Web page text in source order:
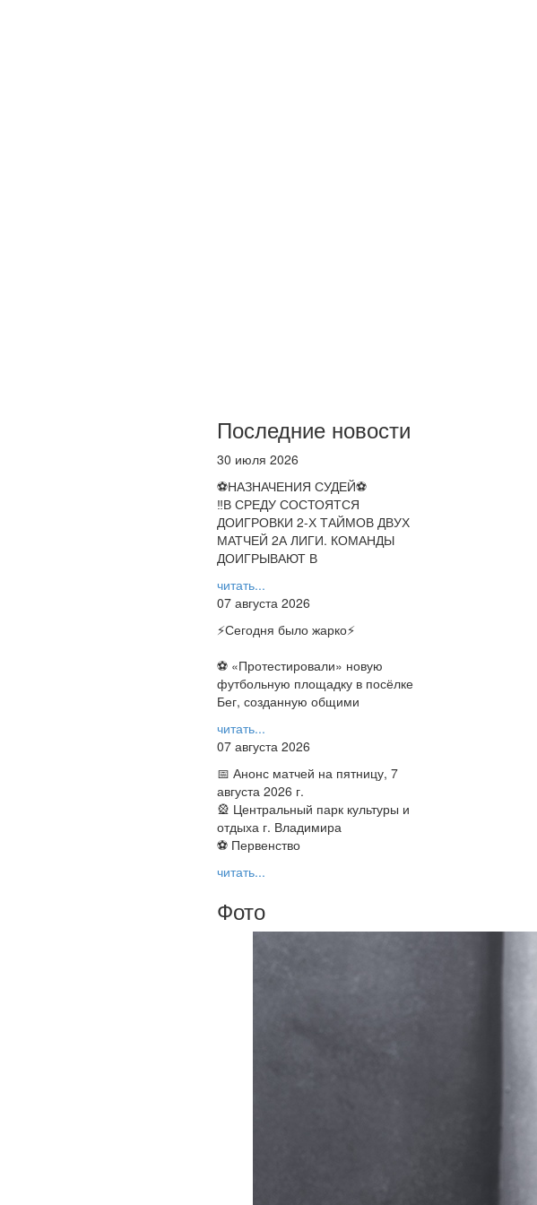
Последние новости
30 июля 2026
⚽НАЗНАЧЕНИЯ СУДЕЙ⚽
‼В СРЕДУ СОСТОЯТСЯ
ДОИГРОВКИ 2-Х ТАЙМОВ ДВУХ
МАТЧЕЙ 2А ЛИГИ. КОМАНДЫ
ДОИГРЫВАЮТ В
читать...
07 августа 2026
⚡️Сегодня было жарко⚡️
⚽ ️«Протестировали» новую
футбольную площадку в посёлке
Бег, созданную общими
читать...
07 августа 2026
📅 Анонс матчей на пятницу, 7
августа 2026 г.
🎡 Центральный парк культуры и
отдыха г. Владимира
⚽ Первенство
читать...
Фото